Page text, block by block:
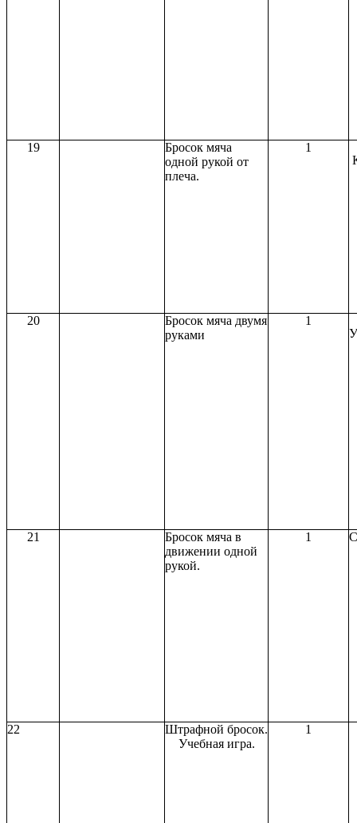
19
Бросок мяча
одной рукой от
плеча.
1
20
Бросок мяча двумя
руками
1
21
Бросок мяча в
движении одной
рукой.
1
22
Штрафной бросок.
Учебная игра.
1